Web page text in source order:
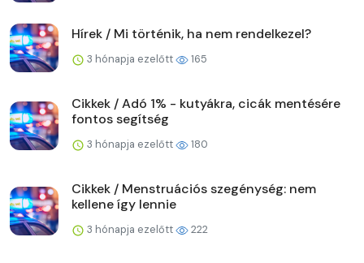
Hírek / Mi történik, ha nem rendelkezel?
3 hónapja ezelőtt 165
Cikkek / Adó 1% - kutyákra, cicák mentésére
fontos segítség
3 hónapja ezelőtt 180
Cikkek / Menstruációs szegénység: nem
kellene így lennie
3 hónapja ezelőtt 222